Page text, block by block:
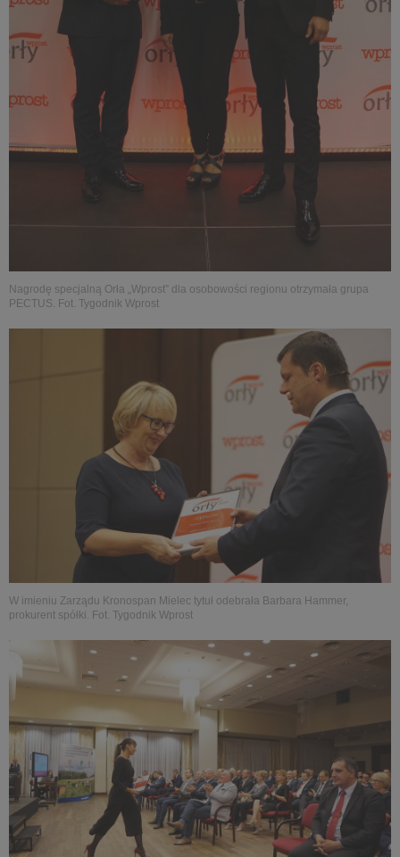
Nagrodę specjalną Orła „Wprost” dla osobowości regionu otrzymała grupa
PECTUS. Fot. Tygodnik Wprost
W imieniu Zarządu Kronospan Mielec tytuł odebrała Barbara Hammer,
prokurent spółki. Fot. Tygodnik Wprost